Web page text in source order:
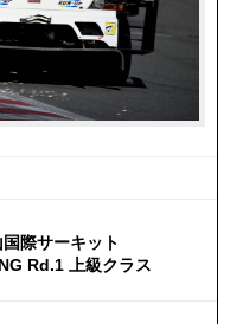
際サーキット
Rd.1 上級クラス